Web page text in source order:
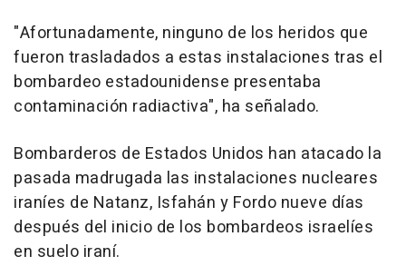
"Afortunadamente, ninguno de los heridos que
fueron trasladados a estas instalaciones tras el
bombardeo estadounidense presentaba
contaminación radiactiva", ha señalado.
Bombarderos de Estados Unidos han atacado la
pasada madrugada las instalaciones nucleares
iraníes de Natanz, Isfahán y Fordo nueve días
después del inicio de los bombardeos israelíes
en suelo iraní.